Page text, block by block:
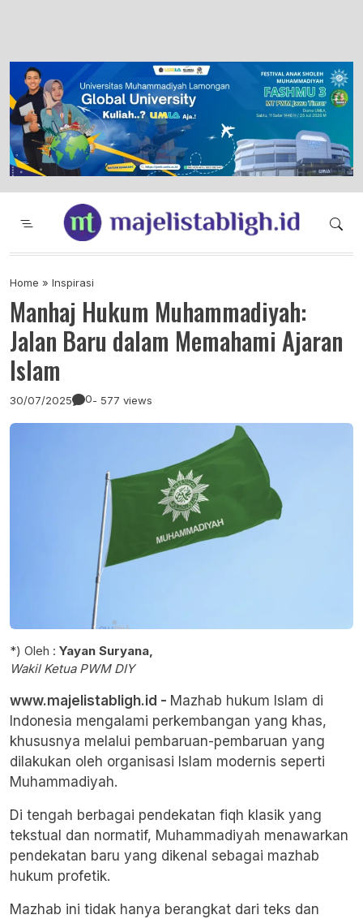
Majelis Tabligh Muhammadiyah
Syiar Dakwah Islam Berkemajuan dan
Home » Inspirasi
Manhaj Hukum Muhammadiyah:
Jalan Baru dalam Memahami Ajaran
Islam
30/07/2025 0- 577 views
*) Oleh : Yayan Suryana,
Wakil Ketua PWM DIY
www.majelistabligh.id - Mazhab hukum Islam di
Indonesia mengalami perkembangan yang khas,
khususnya melalui pembaruan-pembaruan yang
dilakukan oleh organisasi Islam modernis seperti
Muhammadiyah.
Di tengah berbagai pendekatan fiqh klasik yang
tekstual dan normatif, Muhammadiyah menawarkan
pendekatan baru yang dikenal sebagai mazhab
hukum profetik.
Mazhab ini tidak hanya berangkat dari teks dan